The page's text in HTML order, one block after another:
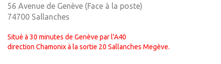
56 Avenue de Genève (Face à la poste)
74700 Sallanches
Situé à 30 minutes de Genève par l'A40
direction Chamonix à la sortie 20 Sallanches Megève.